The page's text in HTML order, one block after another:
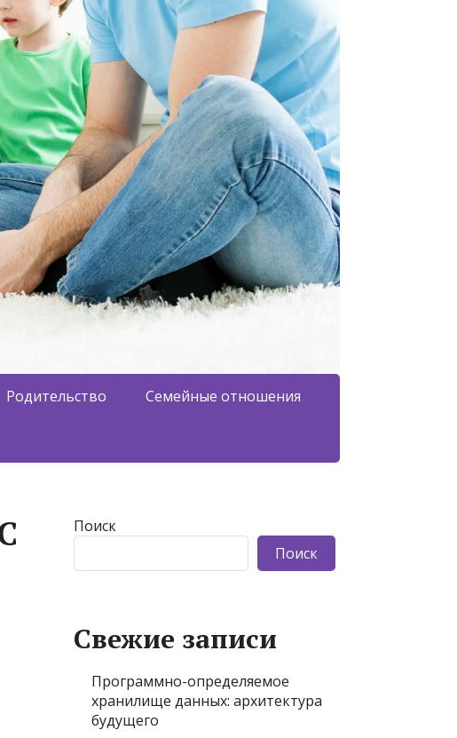
Родительство Семейные отношения
Поиск
Поиск
Свежие записи
Программно-определяемое
хранилище данных: архитектура
будущего